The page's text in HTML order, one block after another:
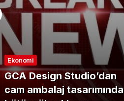
Ekonomi
GCA Design Studio’dan
cam ambalaj tasarımında